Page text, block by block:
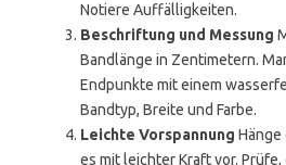
Notiere Auffälligkeiten.
Beschriftung und Messung
Bandlänge in Zentimetern.
Endpunkte mit einem
Bandtyp, Breite und Farbe.
Leichte Vorspannung Hänge
es mit leichter Kraft vor.